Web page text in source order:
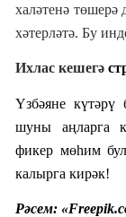
халәтенә
хәтерләтә. Бу
Ихлас кешегә
Үзбәяне
шуны аңларга
фикер мөһим
калырга кирәк!
Рәсем: